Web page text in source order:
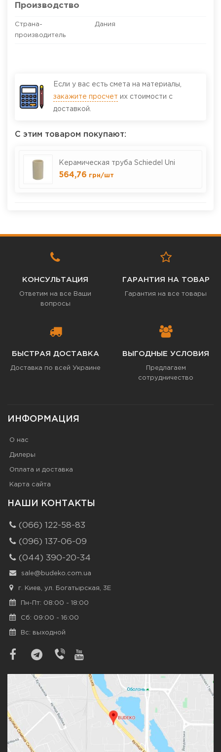
Производство
Страна-
производитель
Дания
Если у вас есть смета на материалы,
закажите просчет их стоимости с
доставкой.
С этим товаром покупают:
Керамическая труба Schiedel Uni
564,76 грн/шт
КОНСУЛЬТАЦИЯ
Ответим на все Ваши
вопросы
ГАРАНТИЯ НА ТОВАР
Гарантия на все товары
БЫСТРАЯ ДОСТАВКА
Доставка по всей Украине
ВЫГОДНЫЕ УСЛОВИЯ
Предлагаем
сотрудничество
ИНФОРМАЦИЯ
О нас
Дилеры
Оплата и доставка
Карта сайта
НАШИ КОНТАКТЫ
(066) 122-58-83
(096) 137-06-09
(044) 390-20-34
sale@budeko.com.ua
г. Киев, ул. Богатырская, 3Е
Пн-Пт: 08:00 - 18:00
Сб: 09:00 - 16:00
Вс: выходной